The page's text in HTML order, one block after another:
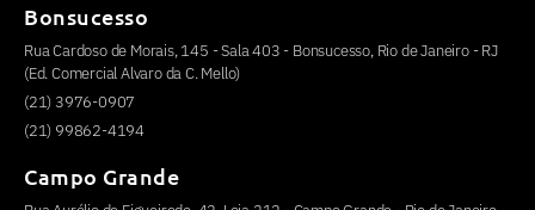
Bonsucesso
Rua Cardoso de Morais, 145 - Sala 403 - Bonsucesso, Rio de Janeiro - RJ
(Ed. Comercial Alvaro da C. Mello)
(21) 3976-0907
(21) 99862-4194
Campo Grande